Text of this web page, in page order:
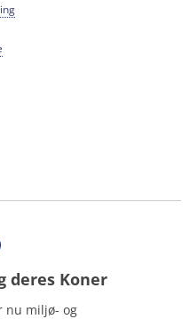
deres Koner
nu miljø- og